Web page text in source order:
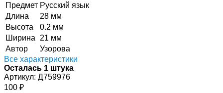
Предмет Русский язык
Длина
28 мм
Высота
0.2 мм
Ширина
21 мм
Автор
Узорова
Все характеристики
Осталась 1 штука
Артикул: Д759976
100 ₽